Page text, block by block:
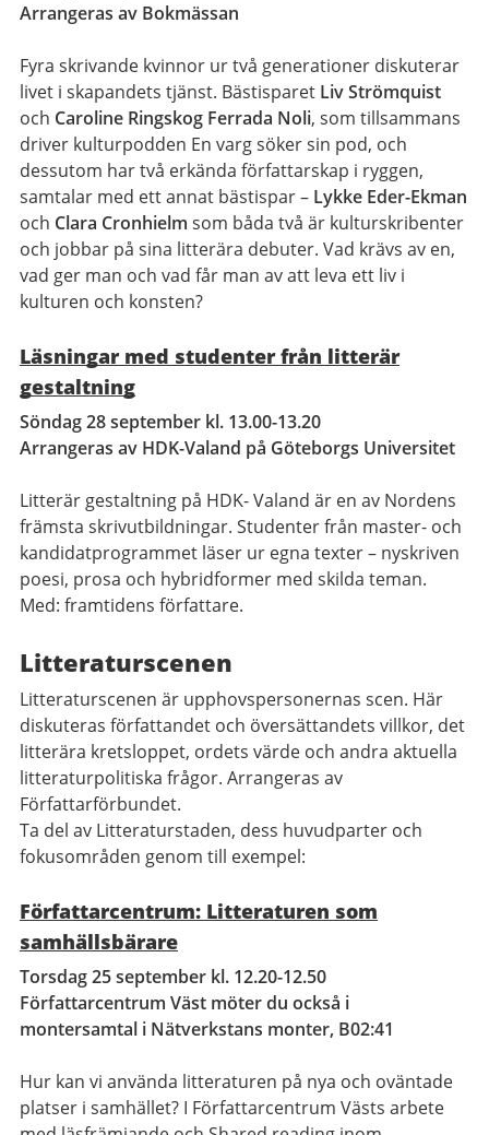
Arrangeras av Bokmässan
Fyra skrivande kvinnor ur två generationer diskuterar
livet i skapandets tjänst. Bästisparet Liv Strömquist
och Caroline Ringskog Ferrada Noli, som tillsammans
driver kulturpodden En varg söker sin pod, och
dessutom har två erkända författarskap i ryggen,
samtalar med ett annat bästispar – Lykke Eder-Ekman
och Clara Cronhielm som båda två är kulturskribenter
och jobbar på sina litterära debuter. Vad krävs av en,
vad ger man och vad får man av att leva ett liv i
kulturen och konsten?
Läsningar med studenter från litterär
gestaltning
Söndag 28 september kl. 13.00-13.20
Arrangeras av HDK-Valand på Göteborgs Universitet
Litterär gestaltning på HDK- Valand är en av Nordens
främsta skrivutbildningar. Studenter från master- och
kandidatprogrammet läser ur egna texter – nyskriven
poesi, prosa och hybridformer med skilda teman.
Med: framtidens författare.
Litteraturscenen
Litteraturscenen är upphovspersonernas scen. Här
diskuteras författandet och översättandets villkor, det
litterära kretsloppet, ordets värde och andra aktuella
litteraturpolitiska frågor. Arrangeras av
Författarförbundet.
Ta del av Litteraturstaden, dess huvudparter och
fokusområden genom till exempel:
Författarcentrum: Litteraturen som
samhällsbärare
Torsdag 25 september kl. 12.20-12.50
Författarcentrum Väst möter du också i
montersamtal i Nätverkstans monter, B02:41
Hur kan vi använda litteraturen på nya och oväntade
platser i samhället? I Författarcentrum Västs arbete